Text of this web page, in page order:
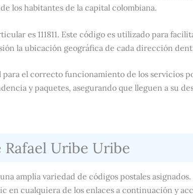
los habitantes de la capital colombiana.
es 111811. Este código es utilizado para
la ubicación geográfica de cada dirección
el correcto funcionamiento de los servicios
y paquetes, asegurando que lleguen a su
Uribe Uribe
amplia variedad de códigos postales
en cualquiera de los enlaces a continuación y